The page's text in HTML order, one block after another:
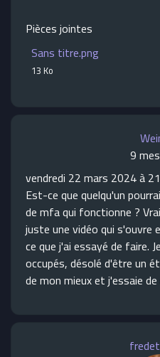
Pièces jointes
Sans titre.png
13 Ko
9
vendredi 22 mars 2024 à
Est-ce que quelqu'un
de mfa qui fonctionne ?
juste une vidéo qui s'ouvre
ce que j'ai essayé de faire.
occupés, désolé d'être un
de mon mieux et j'essaie